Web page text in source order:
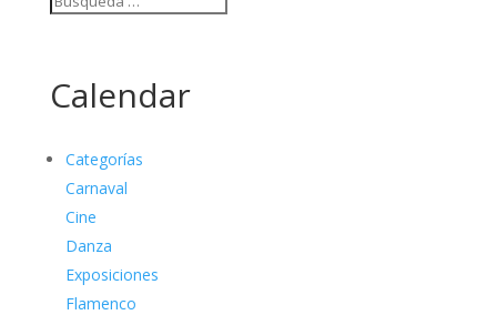
Calendar
Categorías
Carnaval
Cine
Danza
Exposiciones
Flamenco